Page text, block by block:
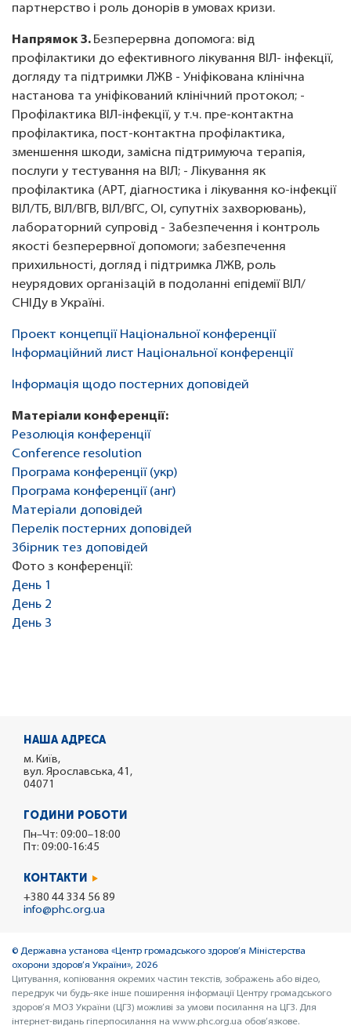
партнерство і роль донорів в умовах кризи.
Напрямок 3. Безперервна допомога: від
профілактики до ефективного лікування ВІЛ- інфекції,
догляду та підтримки ЛЖВ - Уніфікована клінічна
настанова та уніфікований клінічний протокол; -
Профілактика ВІЛ-інфекції, у т.ч. пре-контактна
профілактика, пост-контактна профілактика,
зменшення шкоди, замісна підтримуюча терапія,
послуги у тестування на ВІЛ; - Лікування як
профілактика (АРТ, діагностика і лікування ко-інфекції
ВІЛ/ТБ, ВІЛ/ВГВ, ВІЛ/ВГС, ОІ, супутніх захворювань),
лабораторний супровід - Забезпечення і контроль
якості безперервної допомоги; забезпечення
прихильності, догляд і підтримка ЛЖВ, роль
неурядових організацій в подоланні епідемії ВІЛ/
СНІДу в Україні.
Проект концепції Національної конференції
Інформаційний лист Національної конференції
Інформація щодо постерних доповідей
Матеріали конференції:
Резолюція конференції
Conference resolution
Програма конференції (укр)
Програма конференції (анг)
Матеріали доповідей
Перелік постерних доповідей
Збірник тез доповідей
Фото з конференції:
День 1
День 2
День 3
НАША АДРЕСА
м. Київ,
вул. Ярославська, 41,
04071
ГОДИНИ РОБОТИ
Пн–Чт: 09:00–18:00
Пт: 09:00-16:45
КОНТАКТИ
+380 44 334 56 89
info@phc.org.ua
© Державна установа «Центр громадського здоров’я Міністерства
охорони здоров’я України», 2026
Цитування, копіювання окремих частин текстів, зображень або відео,
передрук чи будь-яке інше поширення інформації Центру громадського
здоров’я МОЗ України (ЦГЗ) можливі за умови посилання на ЦГЗ. Для
інтернет-видань гіперпосилання на www.phc.org.ua обов’язкове.